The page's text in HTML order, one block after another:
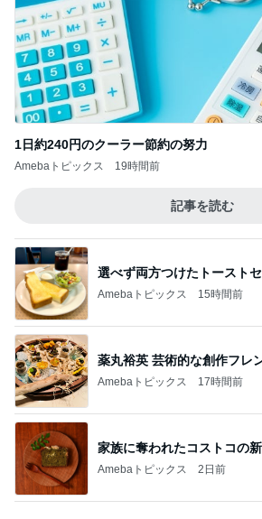
選べず両方つけたトースト
Amebaトピックス 15時間前
Amebaトピックス 17時間前
家族に奪われたコストコの
Amebaトピックス 2日前
学童に行かない小6娘の過ご
Amebaトピックス 1日前